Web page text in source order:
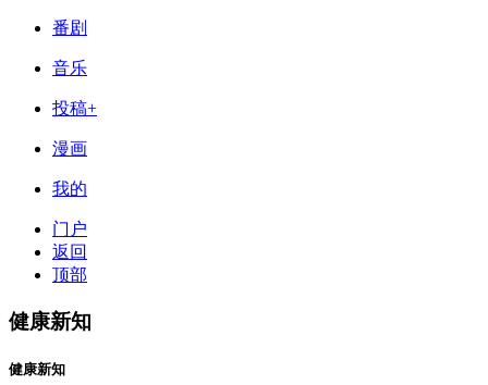
番剧
音乐
投稿+
漫画
我的
门户
返回
顶部
健康新知
健康新知